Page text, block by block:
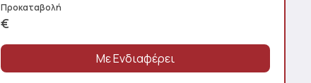
Προκαταβολή
€